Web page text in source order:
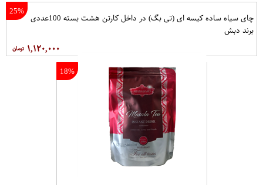
25%
چای سیاه ساده کیسه ای (تی بگ) در داخل کارتن هشت بسته 100عددی
برند دبش
۱,۱۲۰,۰۰۰
18%